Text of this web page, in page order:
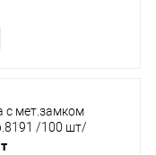
с мет.замком
/100 шт/